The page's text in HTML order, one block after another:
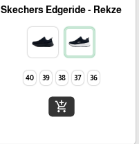
Skechers Edgeride - Rekze‏
36
37
38
39
40
add_shopping_cart